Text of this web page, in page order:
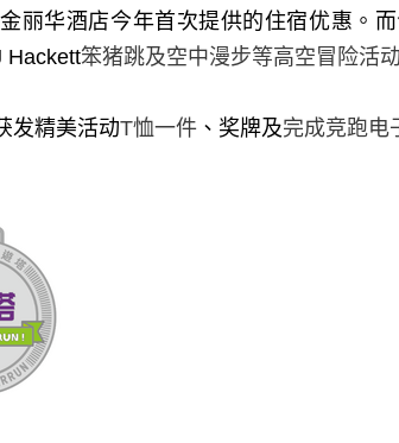
丽华酒店今年首次提供的住宿优惠。而
Hackett笨猪跳及空中漫步等高空冒险活
发精美活动T恤一件 、奖牌及完成竞跑电